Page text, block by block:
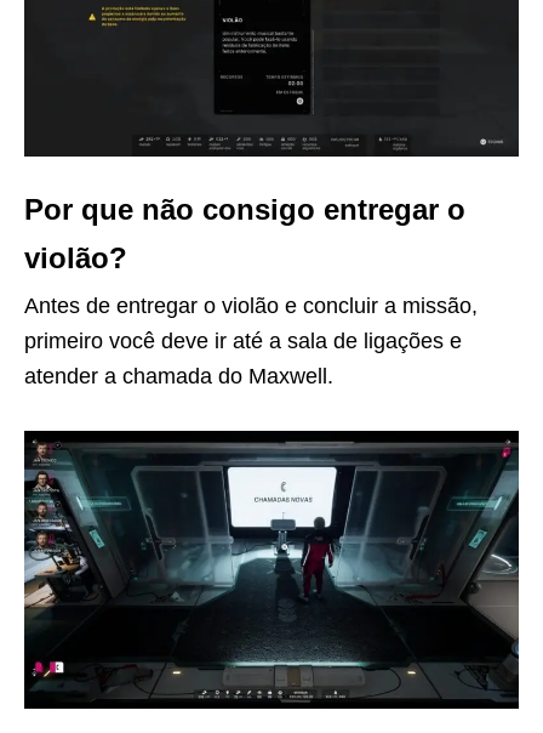
Por que não consigo entregar o
violão?
Antes de entregar o violão e concluir a missão,
primeiro você deve ir até a sala de ligações e
atender a chamada do Maxwell.